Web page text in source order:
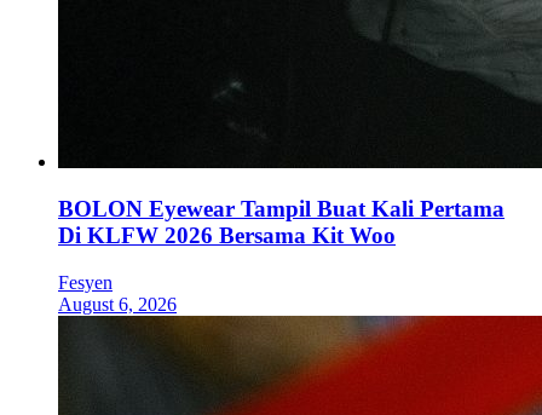
BOLON Eyewear Tampil Buat Kali Pertama
Di KLFW 2026 Bersama Kit Woo
Fesyen
August 6, 2026